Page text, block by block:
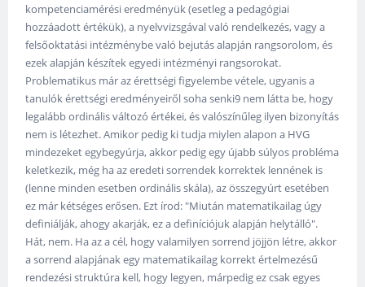
kompetenciamérési eredményük (esetleg a pedagógiai
hozzáadott értékük), a nyelvvizsgával való rendelkezés, vagy a
felsőoktatási intézménybe való bejutás alapján rangsorolom, és
ezek alapján készítek egyedi intézményi rangsorokat.
Problematikus már az érettségi figyelembe vétele, ugyanis a
tanulók érettségi eredményeiről soha senki9 nem látta be, hogy
legalább ordinális változó értékei, és valószínűleg ilyen bizonyítás
nem is létezhet. Amikor pedig ki tudja miylen alapon a HVG
mindezeket egybegyúrja, akkor pedig egy újabb súlyos probléma
keletkezik, még ha az eredeti sorrendek korrektek lennének is
(lenne minden esetben ordinális skála), az összegyúrt esetében
ez már kétséges erősen. Ezt írod: "Miután matematikailag úgy
definiálják, ahogy akarják, ez a definíciójuk alapján helytálló".
Hát, nem. Ha az a cél, hogy valamilyen sorrend jöjjön létre, akkor
a sorrend alapjának egy matematikailag korrekt értelmezésű
rendezési struktúra kell, hogy legyen, márpedig ez csak egyes